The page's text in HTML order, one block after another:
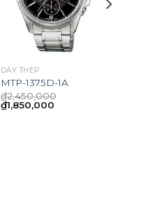
DÂY THÉP
MTP-1375D-1A
₫2,450,000
Original
price
₫1,850,000Current